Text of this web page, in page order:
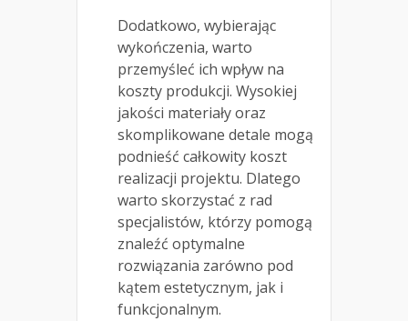
Dodatkowo, wybierając
wykończenia, warto
przemyśleć ich wpływ na
koszty produkcji. Wysokiej
jakości materiały oraz
skomplikowane detale mogą
podnieść całkowity koszt
realizacji projektu. Dlatego
warto skorzystać z rad
specjalistów, którzy pomogą
znaleźć optymalne
rozwiązania zarówno pod
kątem estetycznym, jak i
funkcjonalnym.